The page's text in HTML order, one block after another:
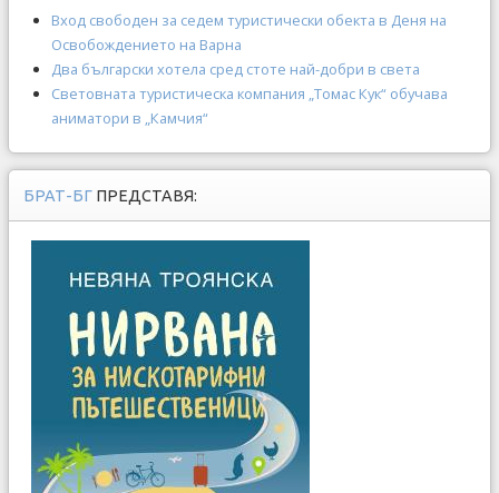
Вход свободен за седем туристически обекта в Деня на
Освобождението на Варна
Два български хотела сред стоте най-добри в света
Световната туристическа компания „Томас Кук“ обучава
аниматори в „Камчия“
БРАТ-БГ ПРЕДСТАВЯ: